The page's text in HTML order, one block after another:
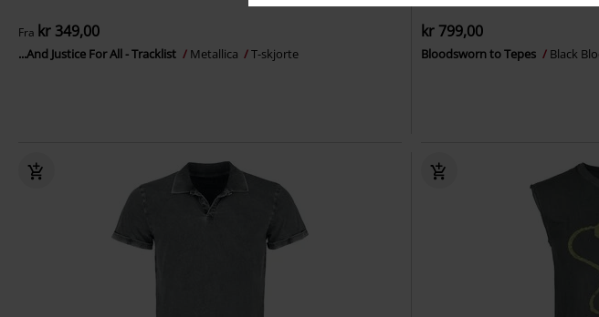
Fra kr 349,00
...And Justice For All - Tracklist Metallica T-skjorte
kr 799,00
Bloodsworn to Tepes Black